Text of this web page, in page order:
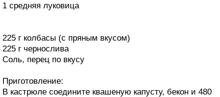
1 средняя луковица
225 г колбасы (с пряным вкусом)
225 г чернослива
Соль, перец по вкусу
Приготовление:
В кастрюле соедините квашеную капусту, бекон и 480